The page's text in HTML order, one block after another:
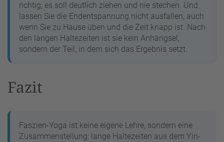
richtig; es soll deutlich ziehen und nie stechen. Und
lassen Sie die Endentspannung nicht ausfallen, auch
wenn Sie zu Hause üben und die Zeit knapp ist. Nach
den langen Haltezeiten ist sie kein Anhängsel,
sondern der Teil, in dem sich das Ergebnis setzt.
Fazit
Faszien-Yoga ist keine eigene Lehre, sondern eine
Zusammenstellung: lange Haltezeiten aus dem Yin-